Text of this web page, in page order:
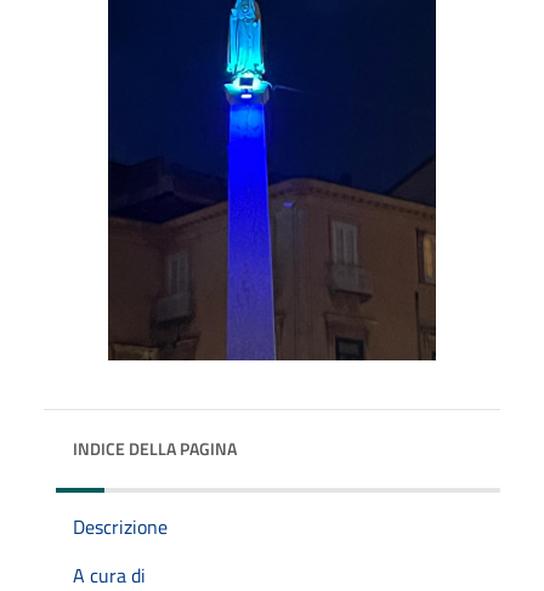
INDICE DELLA PAGINA
Descrizione
A cura di